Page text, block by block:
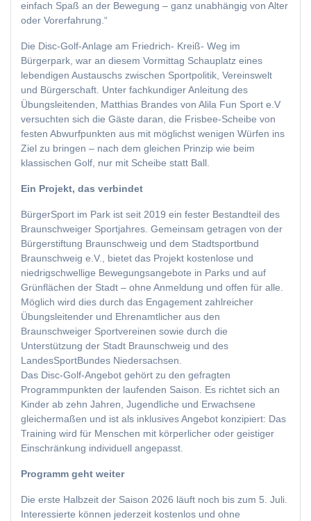
einfach Spaß an der Bewegung – ganz unabhängig von Alter
oder Vorerfahrung.“
Die Disc-Golf-Anlage am Friedrich- Kreiß- Weg im
Bürgerpark, war an diesem Vormittag Schauplatz eines
lebendigen Austauschs zwischen Sportpolitik, Vereinswelt
und Bürgerschaft. Unter fachkundiger Anleitung des
Übungsleitenden, Matthias Brandes von Alila Fun Sport e.V
versuchten sich die Gäste daran, die Frisbee-Scheibe von
festen Abwurfpunkten aus mit möglichst wenigen Würfen ins
Ziel zu bringen – nach dem gleichen Prinzip wie beim
klassischen Golf, nur mit Scheibe statt Ball.
Ein Projekt, das verbindet
BürgerSport im Park ist seit 2019 ein fester Bestandteil des
Braunschweiger Sportjahres. Gemeinsam getragen von der
Bürgerstiftung Braunschweig und dem Stadtsportbund
Braunschweig e.V., bietet das Projekt kostenlose und
niedrigschwellige Bewegungsangebote in Parks und auf
Grünflächen der Stadt – ohne Anmeldung und offen für alle.
Möglich wird dies durch das Engagement zahlreicher
Übungsleitender und Ehrenamtlicher aus den
Braunschweiger Sportvereinen sowie durch die
Unterstützung der Stadt Braunschweig und des
LandesSportBundes Niedersachsen.
Das Disc-Golf-Angebot gehört zu den gefragten
Programmpunkten der laufenden Saison. Es richtet sich an
Kinder ab zehn Jahren, Jugendliche und Erwachsene
gleichermaßen und ist als inklusives Angebot konzipiert: Das
Training wird für Menschen mit körperlicher oder geistiger
Einschränkung individuell angepasst.
Programm geht weiter
Die erste Halbzeit der Saison 2026 läuft noch bis zum 5. Juli.
Interessierte können jederzeit kostenlos und ohne